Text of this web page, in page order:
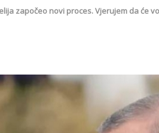
započeo novi proces. Vjerujem da će